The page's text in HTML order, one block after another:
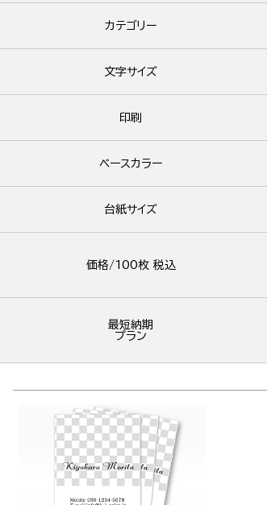
カテゴリー
文字サイズ
印刷
ベースカラー
台紙サイズ
価格/100枚 税込
最短納期
プラン